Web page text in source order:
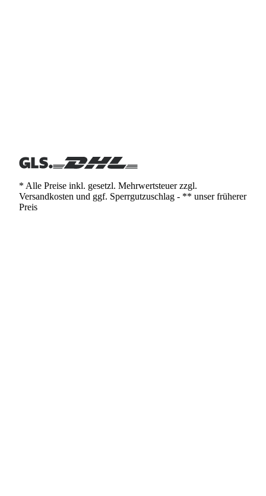
* Alle Preise inkl. gesetzl. Mehrwertsteuer zzgl.
Versandkosten und ggf. Sperrgutzuschlag - ** unser früherer
Preis